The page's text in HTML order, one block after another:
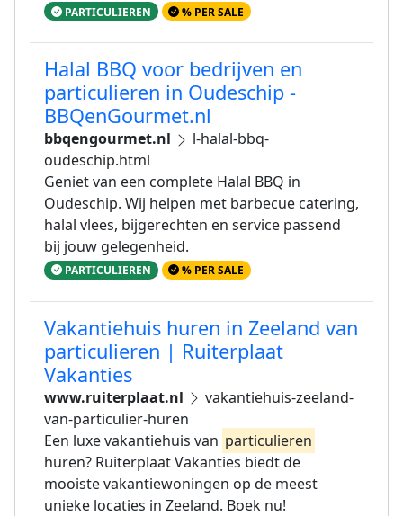
PARTICULIEREN % PER SALE
Halal BBQ voor bedrijven en
particulieren in Oudeschip -
BBQenGourmet.nl
bbqengourmet.nl
l-halal-bbq-
oudeschip.html
Geniet van een complete Halal BBQ in
Oudeschip. Wij helpen met barbecue catering,
halal vlees, bijgerechten en service passend
bij jouw gelegenheid.
PARTICULIEREN % PER SALE
Vakantiehuis huren in Zeeland van
particulieren | Ruiterplaat
Vakanties
www.ruiterplaat.nl
vakantiehuis-zeeland-
van-particulier-huren
Een luxe vakantiehuis van particulieren
huren? Ruiterplaat Vakanties biedt de
mooiste vakantiewoningen op de meest
unieke locaties in Zeeland. Boek nu!